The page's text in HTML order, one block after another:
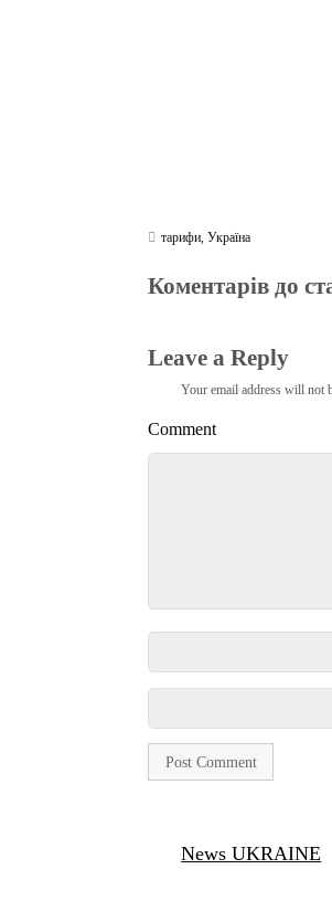
тарифи ,Україна
Коментарів до
Leave a Reply
Your email address will not
Comment
News UKRAINE